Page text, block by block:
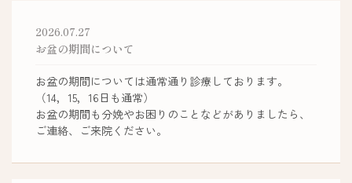
2026.07.27
お盆の期間について
お盆の期間については通常通り診療しております。
（14，15，16日も通常）
お盆の期間も分娩やお困りのことなどがありましたら、
ご連絡、ご来院ください。